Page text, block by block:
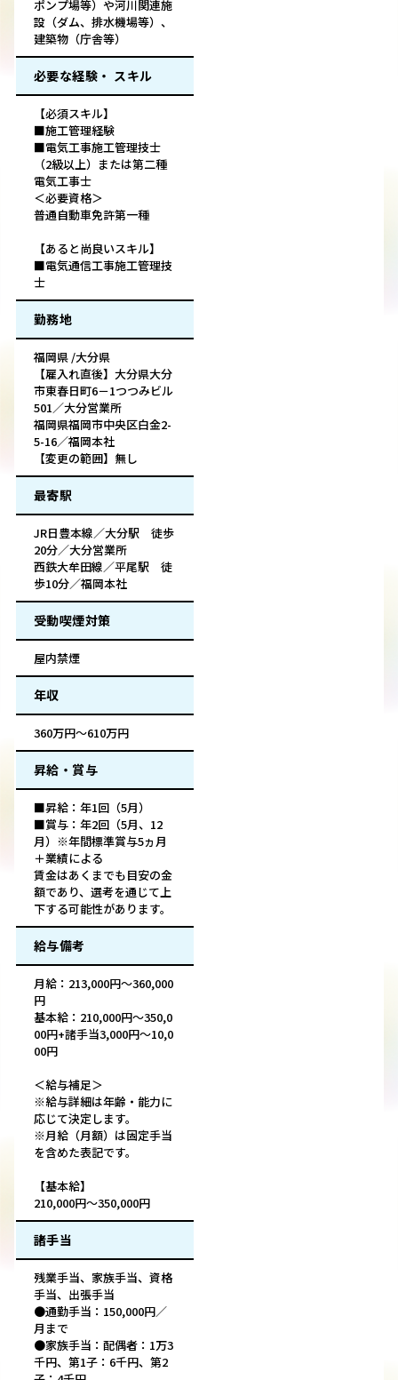
ポンプ場等）や河川関連施
設（ダム、排水機場等）、
建築物（庁舎等）
必要な経験・ スキル
【必須スキル】
■施工管理経験
■電気工事施工管理技士
（2級以上）または第二種
電気工事士
＜必要資格＞
普通自動車免許第一種
【あると尚良いスキル】
■電気通信工事施工管理技
士
勤務地
福岡県 /大分県
【雇入れ直後】大分県大分
市東春日町6－1つつみビル
501／大分営業所
福岡県福岡市中央区白金2-
5-16／福岡本社
【変更の範囲】無し
最寄駅
JR日豊本線／大分駅 徒歩
20分／大分営業所
西鉄大牟田線／平尾駅 徒
歩10分／福岡本社
受動喫煙対策
屋内禁煙
年収
360万円～610万円
昇給・賞与
■昇給：年1回（5月）
■賞与：年2回（5月、12
月）※年間標準賞与5ヵ月
＋業績による
賃金はあくまでも目安の金
額であり、選考を通じて上
下する可能性があります。
給与備考
月給：213,000円～360,000
円
基本給：210,000円～350,0
00円+諸手当3,000円～10,0
00円
＜給与補足＞
※給与詳細は年齢・能力に
応じて決定します。
※月給（月額）は固定手当
を含めた表記です。
【基本給】
210,000円～350,000円
諸手当
残業手当、家族手当、資格
手当、出張手当
●通勤手当：150,000円／
月まで
●家族手当：配偶者：1万3
千円、第1子：6千円、第2